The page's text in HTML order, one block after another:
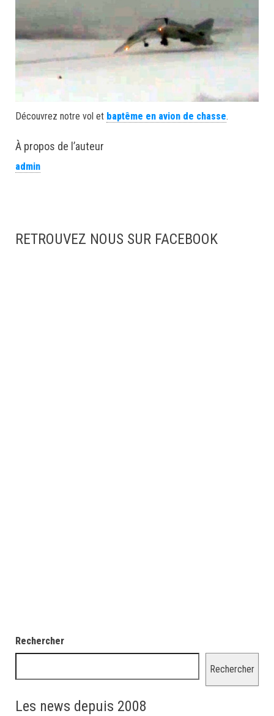
Découvrez notre vol et baptême en avion de chasse.
À propos de l’auteur
admin
RETROUVEZ NOUS SUR FACEBOOK
Rechercher
Rechercher
Les news depuis 2008